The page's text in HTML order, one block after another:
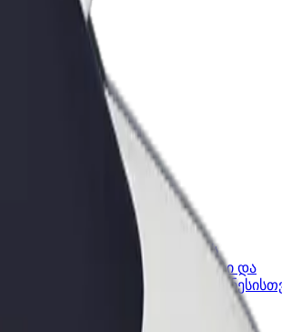
Bolt ბიზნესისთვის
Bolt-ის პროდუქტები და
სერვისები, შენი